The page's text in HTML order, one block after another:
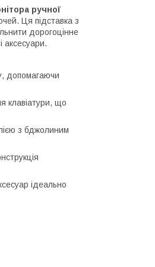
ручної
Ця підставка з
дорогоцінне
аксесуари.
допомагаючи
клавіатури, що
з бджолиним
ідеально